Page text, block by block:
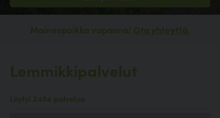
Mainospaikka vapaana! Ota yhteyttä.
Lemmikkipalvelut
Löytyi 2494 palvelua